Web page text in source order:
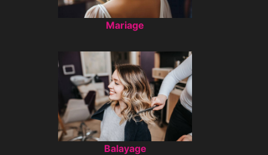
Mariage
Balayage